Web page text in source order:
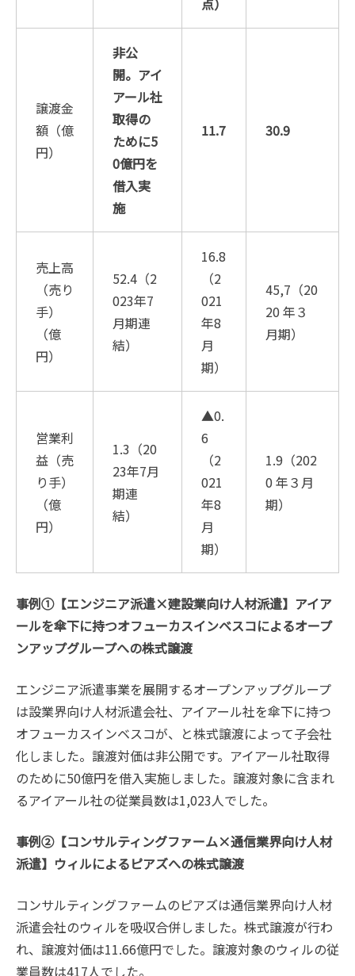
点）
譲渡金
額（億
円）
非公
開。アイ
アール社
取得の
ために5
0億円を
借入実
施
11.7 30.9
売上高
（売り
手）
（億
円）
52.4（2
023年7
月期連
結）
16.8
（2
021
年8
月
期）
45,7（20
20 年３
月期）
営業利
益（売
り手）
（億
円）
1.3（20
23年7月
期連
結）
▲0.
6
（2
021
年8
月
期）
1.9（202
0 年３月
期）
事例①【エンジニア派遣×建設業向け人材派遣】アイア
ールを傘下に持つオフューカスインベスコによるオープ
ンアップグループへの株式譲渡
エンジニア派遣事業を展開するオープンアップグループ
は設業界向け人材派遣会社、アイアール社を傘下に持つ
オフューカスインベスコが、と株式譲渡によって子会社
化しました。譲渡対価は非公開です。アイアール社取得
のために50億円を借入実施しました。譲渡対象に含まれ
るアイアール社の従業員数は1,023人でした。
事例②【コンサルティングファーム×通信業界向け人材
派遣】ウィルによるピアズへの株式譲渡
コンサルティングファームのピアズは通信業界向け人材
派遣会社のウィルを吸収合併しました。株式譲渡が行わ
れ、譲渡対価は11.66億円でした。譲渡対象のウィルの従
業員数は417人でした。